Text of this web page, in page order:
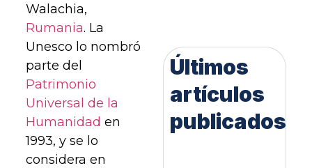
Walachia,
Rumania. La
Unesco lo nombró
parte del
Patrimonio
Universal de la
Humanidaden
1993, y se lo
considera en
Últimos
artículos
publicados